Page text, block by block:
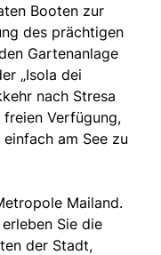
Booten zur
des prächtigen
Gartenanlage
„Isola dei
nach Stresa
Verfügung,
am See zu
Mailand.
Sie die
der Stadt,